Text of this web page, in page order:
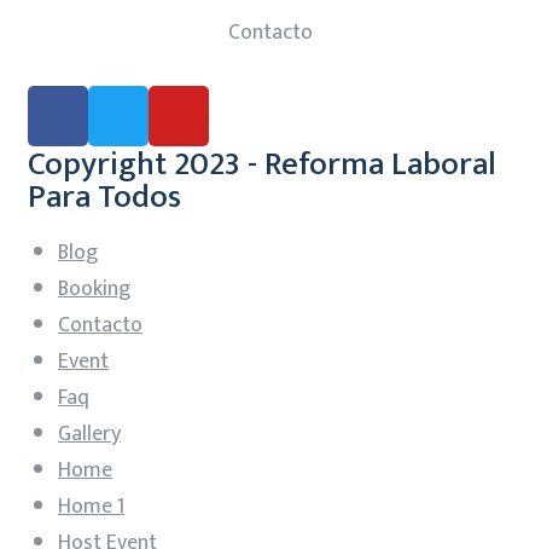
Contacto
Copyright 2023 - Reforma Laboral
Para Todos
Blog
Booking
Contacto
Event
Faq
Gallery
Home
Home 1